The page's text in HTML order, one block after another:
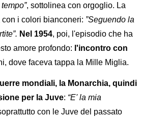
, sottolinea con orgoglio. La
i colori bianconeri: ”Seguendo la
Nel 1954, poi, l'episodio che ha
amore profondo: l'incontro con
dove faceva tappa la Mille Miglia.
mondiali, la Monarchia, quindi
per la Juve: “E' la mia
con le Juve del passato